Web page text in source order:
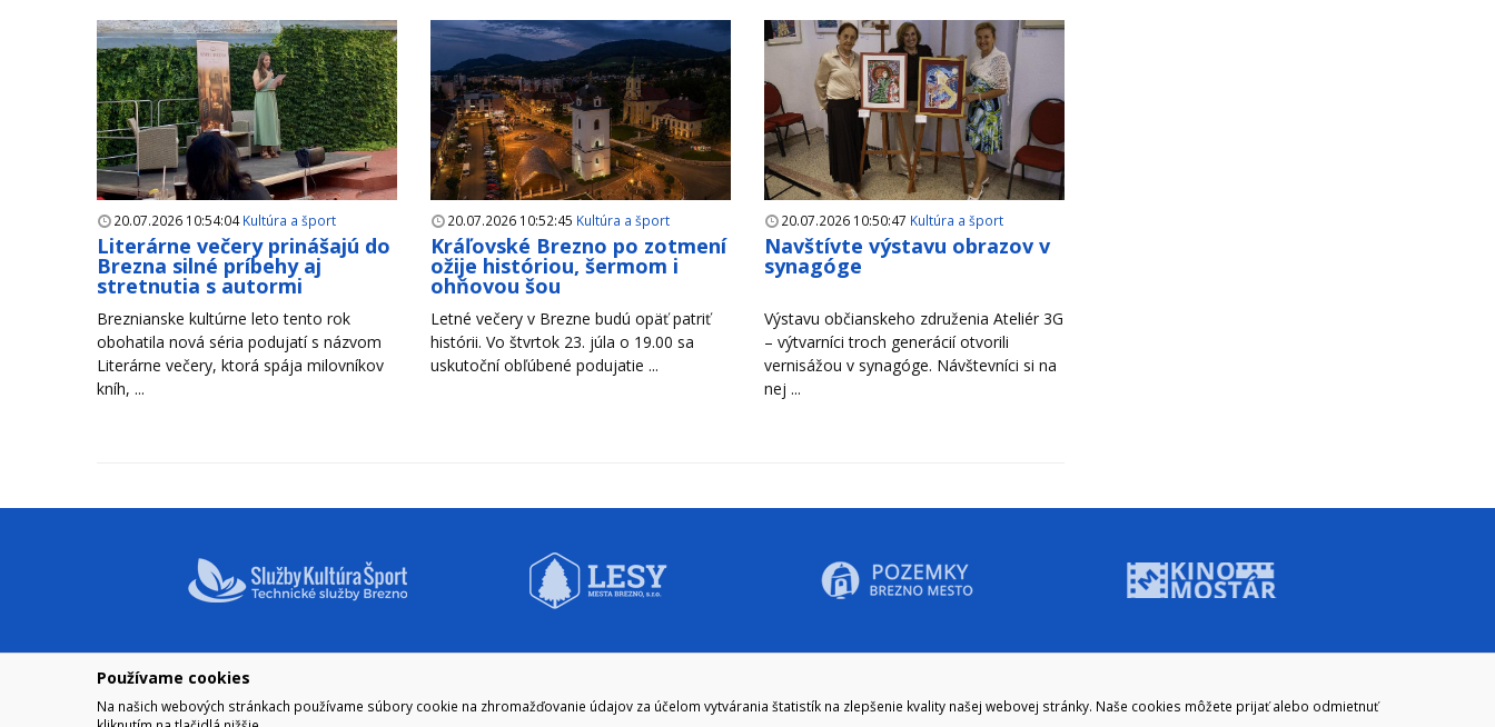
Používame cookies
Na našich webových stránkach používame súbory cookie na zhromažďovanie údajov za účelom vytvárania štatistík na zlepšenie kvality našej webovej stránky. Naše cookies môžete prijať alebo odmietnuť
20.07.2026 10:54:04Kultúra a šport
Literárne večery prinášajú do
Brezna silné príbehy aj
stretnutia s autormi
Breznianske kultúrne leto tento rok
obohatila nová séria podujatí s názvom
Literárne večery, ktorá spája milovníkov
kníh, ...
20.07.2026 10:52:45 Kultúra a šport
Kráľovské Brezno po zotmení
ožije históriou, šermom i
ohňovou šou
Letné večery v Brezne budú opäť patriť
histórii. Vo štvrtok 23. júla o 19.00 sa
uskutoční obľúbené podujatie ...
20.07.2026 10:50:47 Kultúra a šport
Navštívte výstavu obrazov v
synagóge
Výstavu občianskeho združenia Ateliér 3G
– výtvarníci troch generácií otvorili
vernisážou v synagóge. Návštevníci si na
nej ...
NAVIGÁCIA
Mesto Brezno
OTVÁRACIE HODINY:
Pre zobrazenie kliknite tu:
KONTAKT
048/28 56 301, 048/28 56 302
Mestský úrad Brezno